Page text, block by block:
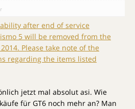
after end of service
5 will be removed from the
Please take note of the
regarding the items listed
jetzt mal absolut asi. Wie
für GT6 noch mehr an? Man